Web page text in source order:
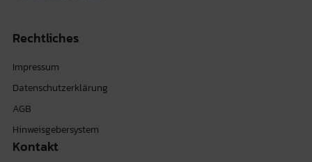
Rechtliches
Impressum
Datenschutzerklärung
AGB
Hinweisgebersystem
Kontakt